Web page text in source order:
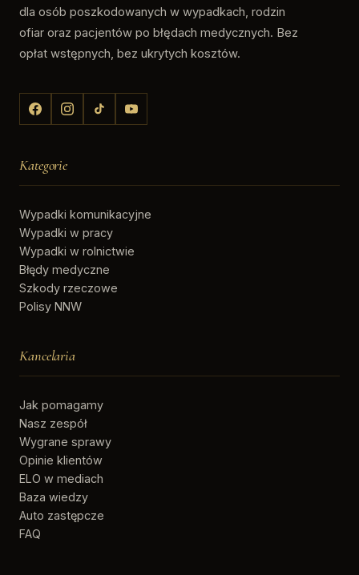
dla osób poszkodowanych w wypadkach, rodzin
ofiar oraz pacjentów po błędach medycznych. Bez
opłat wstępnych, bez ukrytych kosztów.
Kategorie
Wypadki komunikacyjne
Wypadki w pracy
Wypadki w rolnictwie
Błędy medyczne
Szkody rzeczowe
Polisy NNW
Kancelaria
Jak pomagamy
Nasz zespół
Wygrane sprawy
Opinie klientów
ELO w mediach
Baza wiedzy
Auto zastępcze
FAQ